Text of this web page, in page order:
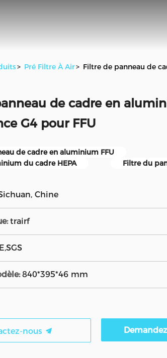
> Pré Filtre À Air> Filtre de panneau de
de cadre en
G4 pour FFU
de cadre en aluminium FFU
du cadre HEPA
Filtre du
Chine
trairf
840*395*46 mm
nous